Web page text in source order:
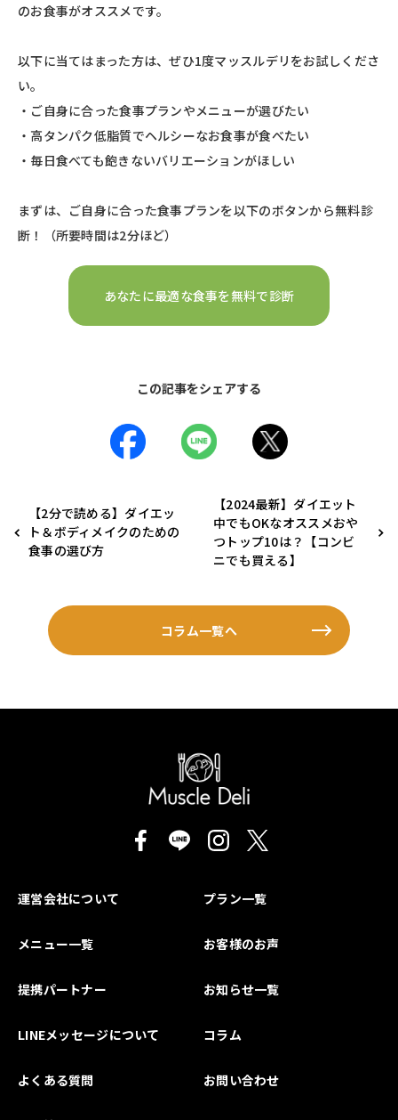
のお食事がオススメです。
以下に当てはまった方は、ぜひ1度マッスルデリをお試しくださ
い。
・ご自身に合った食事プランやメニューが選びたい
・高タンパク低脂質でヘルシーなお食事が食べたい
・毎日食べても飽きないバリエーションがほしい
まずは、ご自身に合った食事プランを以下のボタンから無料診
断！（所要時間は2分ほど）
あなたに最適な食事を無料で診断
この記事をシェアする
【2分で読める】ダイエッ
ト＆ボディメイクのための
食事の選び方
【2024最新】ダイエット
中でもOKなオススメおや
つトップ10は？【コンビ
ニでも買える】
コラム一覧へ
運営会社について プラン一覧
メニュー一覧 お客様のお声
提携パートナー お知らせ一覧
LINEメッセージについて コラム
よくある質問 お問い合わせ